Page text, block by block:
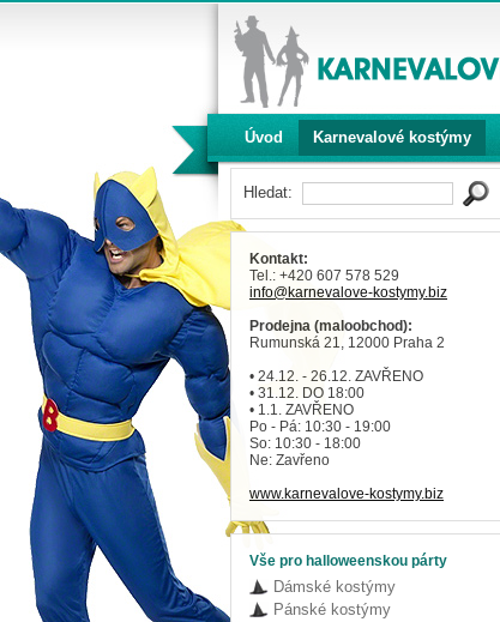
Úvod Karnevalové kostýmy
Hledat:
Kontakt:
Tel.: +420 607 578 529
info@karnevalove-kostymy.biz
Prodejna (maloobchod):
Rumunská 21, 12000 Praha 2
• 24.12. - 26.12. ZAVŘENO
• 31.12. DO 18:00
• 1.1. ZAVŘENO
Po - Pá: 10:30 - 19:00
So: 10:30 - 18:00
Ne: Zavřeno
www.karnevalove-kostymy.biz
Vše pro halloweenskou párty
Dámské kostýmy
Pánské kostýmy